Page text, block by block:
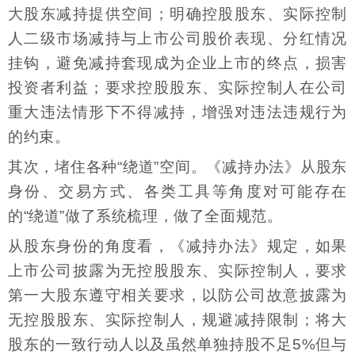
大股东减持提供空间；明确控股股东、实际控制
人二级市场减持与上市公司股价表现、分红情况
挂钩，避免减持套现成为企业上市的终点，损害
投资者利益；要求控股股东、实际控制人在公司
重大违法情形下不得减持，增强对违法违规行为
的约束。
其次，堵住各种“绕道”空间。《减持办法》从股东
身份、交易方式、各类工具等角度对可能存在
的“绕道”做了系统梳理，做了全面规范。
从股东身份的角度看，《减持办法》规定，如果
上市公司披露为无控股股东、实际控制人，要求
第一大股东遵守相关要求，以防公司故意披露为
无控股股东、实际控制人，规避减持限制；将大
股东的一致行动人以及虽然单独持股不足5%但与